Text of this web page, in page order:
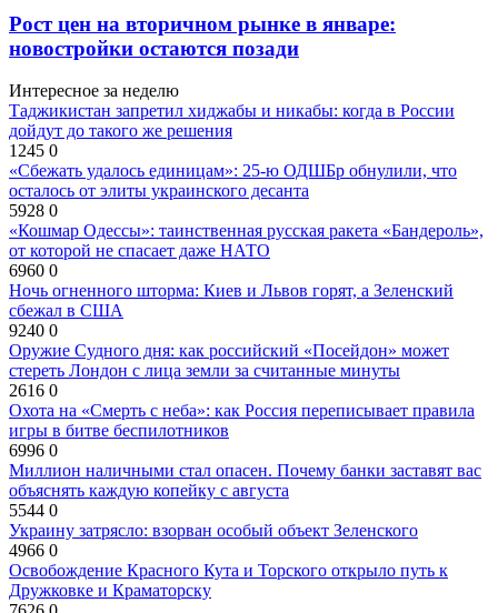
Рост цен на вторичном рынке в январе:
новостройки остаются позади
Интересное за неделю
Таджикистан запретил хиджабы и никабы: когда в России
дойдут до такого же решения
1245 0
«Сбежать удалось единицам»: 25-ю ОДШБр обнулили, что
осталось от элиты украинского десанта
5928 0
«Кошмар Одессы»: таинственная русская ракета «Бандероль»,
от которой не спасает даже НАТО
6960 0
Ночь огненного шторма: Киев и Львов горят, а Зеленский
сбежал в США
9240 0
Оружие Судного дня: как российский «Посейдон» может
стереть Лондон с лица земли за считанные минуты
2616 0
Охота на «Смерть с неба»: как Россия переписывает правила
игры в битве беспилотников
6996 0
Миллион наличными стал опасен. Почему банки заставят вас
объяснять каждую копейку с августа
5544 0
Украину затрясло: взорван особый объект Зеленского
4966 0
Освобождение Красного Кута и Торского открыло путь к
Дружковке и Краматорску